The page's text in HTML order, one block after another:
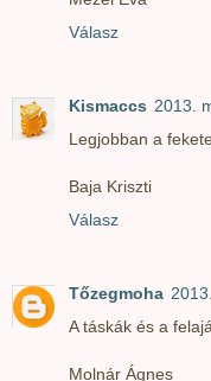
Válasz
Kismaccs 2013.
Legjobban a
Baja Kriszti
Válasz
Tőzegmoha
A táskák és a
Molnár Ágnes